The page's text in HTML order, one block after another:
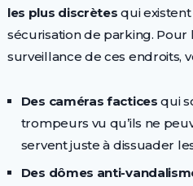
les plus discrètes qui
sécurisation de parking. Pour
surveillance de ces endroits,
Des caméras factices qui
trompeurs vu qu’ils ne
servent juste à dissuader
Des dômes anti-